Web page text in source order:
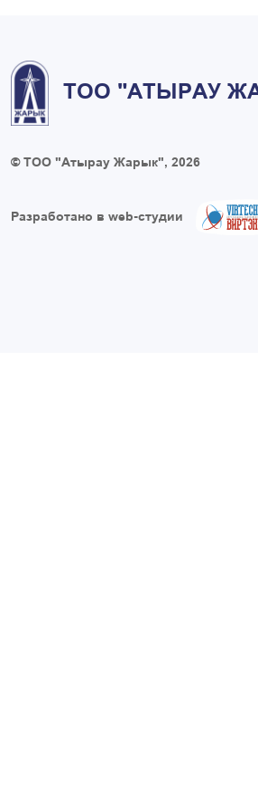
ТОО "АТЫРАУ
© ТОО "Атырау Жарык", 2026
Разработано в web-студии